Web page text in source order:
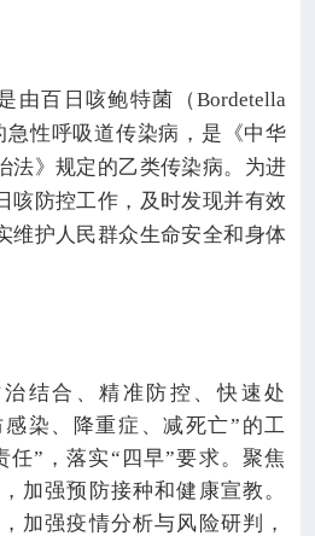

由百日咳鲍特菌（Bordetella
急性呼吸道传染病，是《中华
法》规定的乙类传染病。为进
咳防控工作，及时发现并有效
维护人民群众生命安全和身体
结合、精准防控、快速处
染、降重症、减死亡”的工
任”，落实“四早”要求。聚焦
加强预防接种和健康宣教。
加强疫情分析与风险研判，